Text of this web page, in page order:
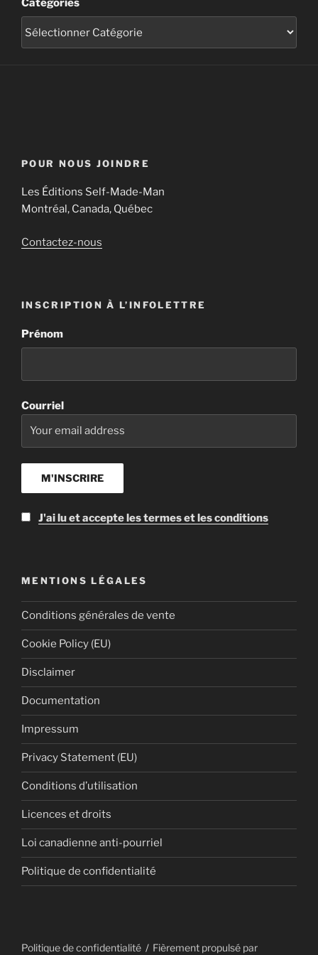
POUR NOUS JOINDRE
Les Éditions Self-Made-Man
Montréal, Canada, Québec
Contactez-nous
INSCRIPTION À L’INFOLETTRE
Prénom
Courriel
J'ai lu et accepte les termes et les conditions
MENTIONS LÉGALES
Conditions générales de vente
Cookie Policy (EU)
Disclaimer
Documentation
Impressum
Privacy Statement (EU)
Conditions d’utilisation
Licences et droits
Loi canadienne anti-pourriel
Politique de confidentialité
Politique de confidentialité Fièrement propulsé par